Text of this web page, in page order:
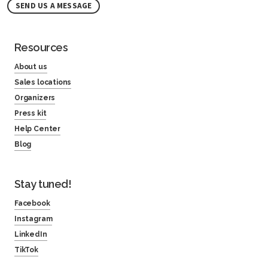
SEND US A MESSAGE
Resources
About us
Sales locations
Organizers
Press kit
Help Center
Blog
Stay tuned!
Facebook
Instagram
LinkedIn
TikTok